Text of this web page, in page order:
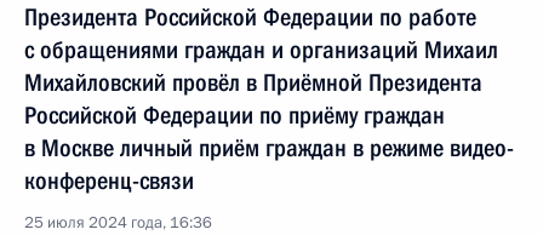
Президента Российской Федерации по работе
с обращениями граждан и организаций Михаил
Михайловский провёл в Приёмной Президента
Российской Федерации по приёму граждан
в Москве личный приём граждан в режиме видео-
конференц-связи
25 июля 2024 года, 16:36